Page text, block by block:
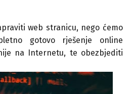
web stranicu, nego ćemo
gotovo rješenje online
na Internetu, te obezbjediti